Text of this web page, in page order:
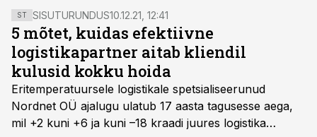
ST SISUTURUNDUS10.12.21, 12:41
5 mõtet, kuidas efektiivne
logistikapartner aitab kliendil
kulusid kokku hoida
Eritemperatuursele logistikale spetsialiseerunud
Nordnet OÜ ajalugu ulatub 17 aasta tagusesse aega,
mil +2 kuni +6 ja kuni –18 kraadi juures logistika